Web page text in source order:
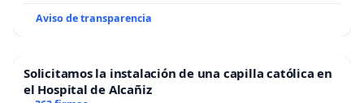
Aviso de transparencia
Solicitamos la instalación de una capilla católica en
el Hospital de Alcañiz